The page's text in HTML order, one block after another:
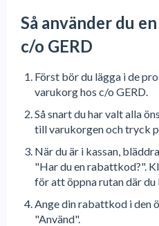
Så använder du
c/o GERD
Först bör du lägga i de
varukorg hos c/o GERD.
Så snart du har valt alla
till varukorgen och tryck
När du är i kassan,
"Har du en rabattkod?".
för att öppna rutan där
Ange din rabattkod i den
"Använd".